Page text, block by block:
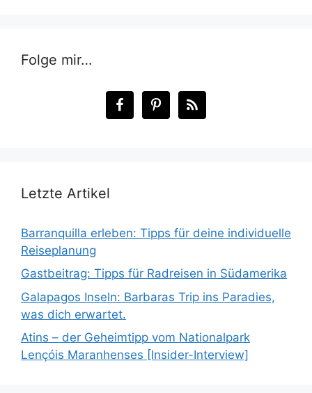
Folge mir…
Letzte Artikel
Barranquilla erleben: Tipps für deine individuelle
Reiseplanung
Gastbeitrag: Tipps für Radreisen in Südamerika
Galapagos Inseln: Barbaras Trip ins Paradies,
was dich erwartet.
Atins – der Geheimtipp vom Nationalpark
Lençóis Maranhenses [Insider-Interview]